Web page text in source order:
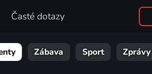
Časté dotazy
Zábava Sport Zprávy